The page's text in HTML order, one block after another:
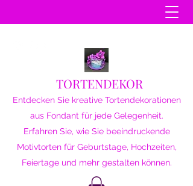
TORTENDEKOR
Entdecken Sie kreative Tortendekorationen
aus Fondant für jede Gelegenheit.
Erfahren Sie, wie Sie beeindruckende
Motivtorten für Geburtstage, Hochzeiten,
Feiertage und mehr gestalten können.